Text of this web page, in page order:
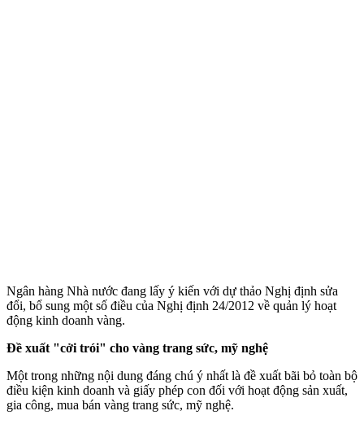
Ngân hàng Nhà nước đang lấy ý kiến với dự thảo Nghị định sửa
đổi, bổ sung một số điều của Nghị định 24/2012 về quản lý hoạt
động kinh doanh vàng.
Đề xuất "cởi trói" cho vàng trang sức, mỹ nghệ
Một trong những nội dung đáng chú ý nhất là đề xuất bãi bỏ toàn bộ
điều kiện kinh doanh và giấy phép con đối với hoạt động sản xuất,
gia công, mua bán vàng trang sức, mỹ nghệ.